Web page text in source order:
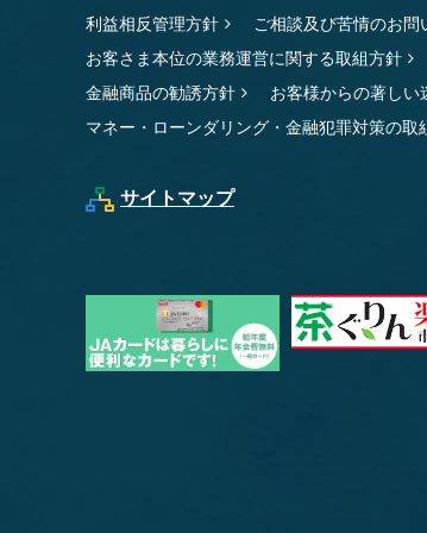
利益相反管理方針 ご相談及び苦情のお問
お客さま本位の業務運営に関する取組方針
金融商品の勧誘方針
お客様からの著し
マネー・ローンダリング・金融犯罪対策の取
サイトマップ